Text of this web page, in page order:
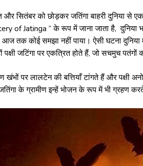
सितंबर को छोड़कर जतिंगा बाहरी दुनिया से
of Jatinga ” के रूप में जाना जाता है, दुनिया
तक कोई समझा नहीं पाया। ऐसी घटना दुनिया
पक्षी जटिंगा पर एकत्रित होते हैं, जो सचमुच
खंभों पर लालटेन की बत्तियाँ टांगते हैं और पक्षी
के ग्रामीण इन्हें भोजन के रूप में भी ग्रहण